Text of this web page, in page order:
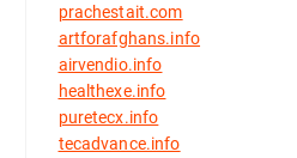
prachestait.com
artforafghans.info
airvendio.info
healthexe.info
puretecx.info
tecadvance.info